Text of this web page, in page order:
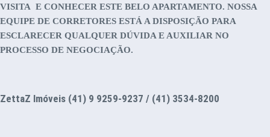
VISITA E CONHECER ESTE BELO APARTAMENTO. NOSSA
EQUIPE DE CORRETORES ESTÁ A DISPOSIÇÃO PARA
ESCLARECER QUALQUER DÚVIDA E AUXILIAR NO
PROCESSO DE NEGOCIAÇÃO.
ZettaZ Imóveis (41) 9 9259-9237 / (41) 3534-8200